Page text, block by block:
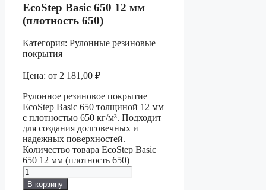
EcoStep Basic 650 12 мм
(плотность 650)
Категория: Рулонные резиновые
покрытия
Цена: от 2 181,00 ₽
Рулонное резиновое покрытие
EcoStep Basic 650 толщиной 12 мм
с плотностью 650 кг/м³. Подходит
для создания долговечных и
надежных поверхностей.
Количество товара EcoStep Basic
650 12 мм (плотность 650)
В корзину